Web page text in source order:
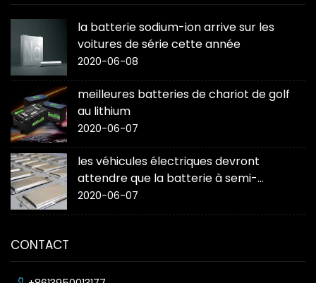
la batterie sodium-ion arrive sur les
voitures de série cette année
2020-06-08
meilleures batteries de chariot de golf
au lithium
2020-06-07
les véhicules électriques devront
attendre que la batterie à semi-
conducteurs « change la donne »
2020-06-07
CONTACT